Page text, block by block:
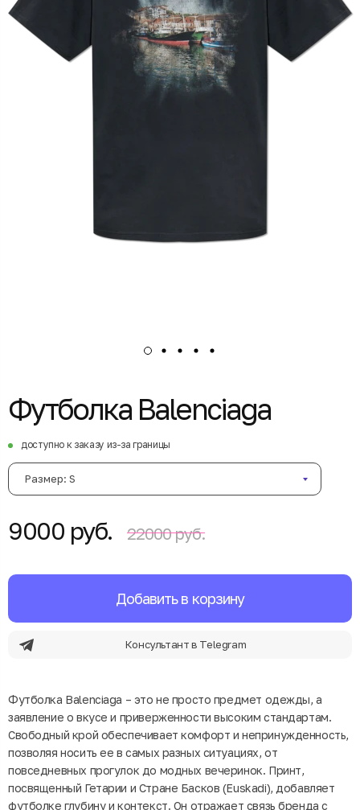
Футболка Balenciaga
доступно к заказу из-за границы
Размер: S
9000 руб. 22000 руб.
Добавить в корзину
Консультант в Telegram
Футболка Balenciaga – это не просто предмет одежды, а
заявление о вкусе и приверженности высоким стандартам.
Свободный крой обеспечивает комфорт и непринужденность,
позволяя носить ее в самых разных ситуациях, от
повседневных прогулок до модных вечеринок. Принт,
посвященный Гетарии и Стране Басков (Euskadi), добавляет
футболке глубину и контекст. Он отражает связь бренда с